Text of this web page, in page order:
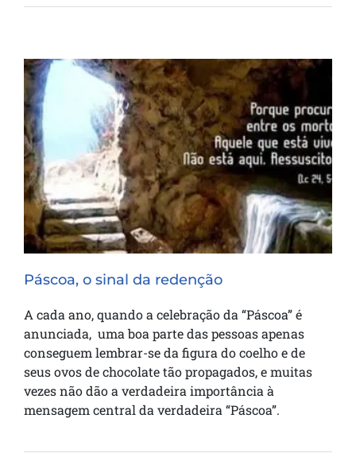
Páscoa, o sinal da redenção
Páscoa, o sinal da redenção
A cada ano, quando a celebração da “Páscoa” é
anunciada, uma boa parte das pessoas apenas
conseguem lembrar-se da figura do coelho e de
seus ovos de chocolate tão propagados, e muitas
vezes não dão a verdadeira importância à
mensagem central da verdadeira “Páscoa”.